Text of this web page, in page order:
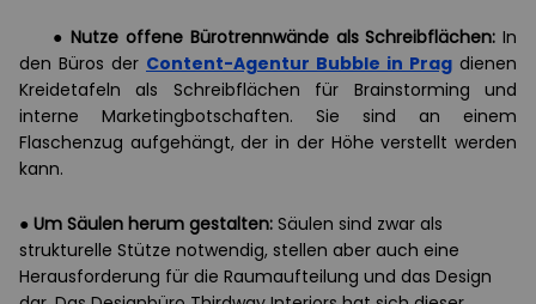
● Nutze offene Bürotrennwände als Schreibflächen: In
den Büros der Content-Agentur Bubble in Prag dienen
Kreidetafeln als Schreibflächen für Brainstorming und
interne Marketingbotschaften. Sie sind an einem
Flaschenzug aufgehängt, der in der Höhe verstellt werden
kann.
● Um Säulen herum gestalten: Säulen sind zwar als
strukturelle Stütze notwendig, stellen aber auch eine
Herausforderung für die Raumaufteilung und das Design